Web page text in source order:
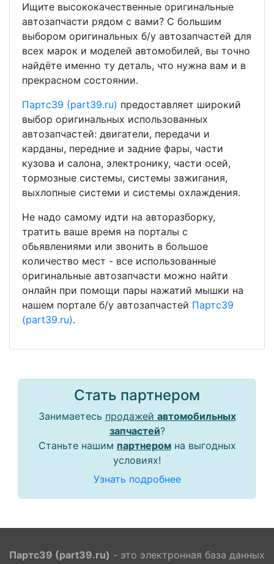
Ищите высококачественные оригинальные
автозапчасти рядом с вами? С большим
выбором оригинальных б/у автозапчастей для
всех марок и моделей автомобилей, вы точно
найдёте именно ту деталь, что нужна вам и в
прекрасном состоянии.
Партс39 (part39.ru) предоставляет широкий
выбор оригинальных использованных
автозапчастей: двигатели, передачи и
карданы, передние и задние фары, части
кузова и салона, электронику, части осей,
тормозные системы, системы зажигания,
выхлопные системи и системы охлаждения.
Не надо самому идти на авторазборку,
тратить ваше время на порталы с
обьявлениями или звонить в большое
количество мест - все использованные
оригинальные автозапчасти можно найти
онлайн при помощи пары нажатий мышки на
нашем портале б/у автозапчастей Партс39
(part39.ru).
Стать партнером
Занимаетесь продажей автомобильных
запчастей?
Станьте нашим партнеромна выгодных
условиях!
Узнать подробнее
Партс39 (part39.ru) - это электронная база данных